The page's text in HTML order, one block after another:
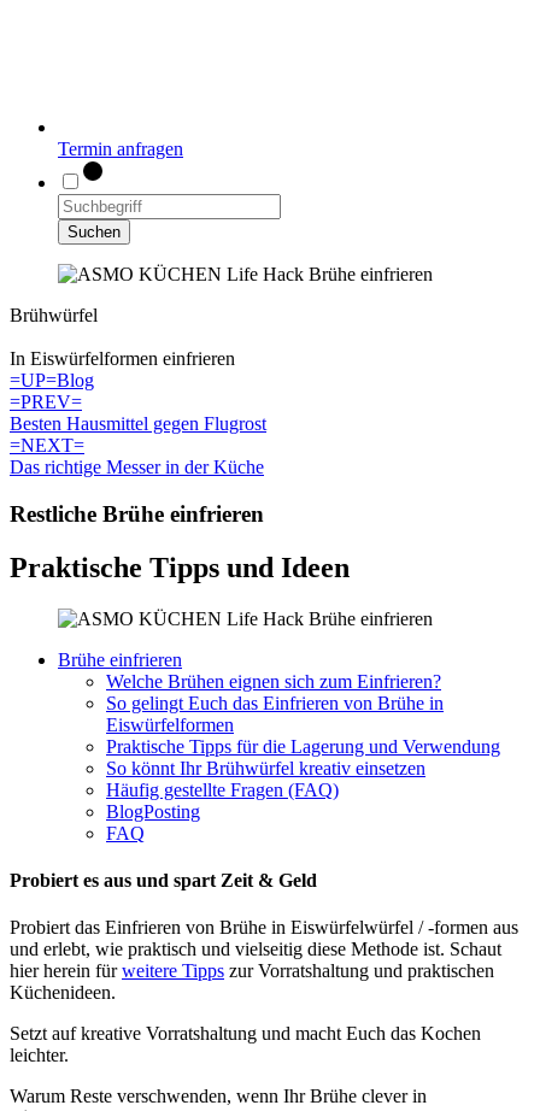
Termin anfragen
Suchen
Brühwürfel
In Eiswürfelformen einfrieren
=UP=Blog
=PREV=
Besten Hausmittel gegen Flugrost
=NEXT=
Das richtige Messer in der Küche
Restliche Brühe einfrieren
Praktische Tipps und Ideen
Brühe einfrieren
Welche Brühen eignen sich zum Einfrieren?
So gelingt Euch das Einfrieren von Brühe in
Eiswürfelformen
Praktische Tipps für die Lagerung und Verwendung
So könnt Ihr Brühwürfel kreativ einsetzen
Häufig gestellte Fragen (FAQ)
BlogPosting
FAQ
Probiert es aus und spart Zeit & Geld
Probiert das Einfrieren von Brühe in Eiswürfelwürfel / -formen aus
und erlebt, wie praktisch und vielseitig diese Methode ist. Schaut
hier herein fürweitere Tipps zur Vorratshaltung und praktischen
Küchenideen.
Setzt auf kreative Vorratshaltung und macht Euch das Kochen
leichter.
Warum Reste verschwenden, wenn Ihr Brühe clever in